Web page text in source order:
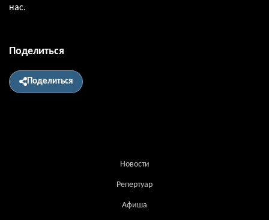
нас.
Поделиться
Поделиться
Новости
Репертуар
Афиша